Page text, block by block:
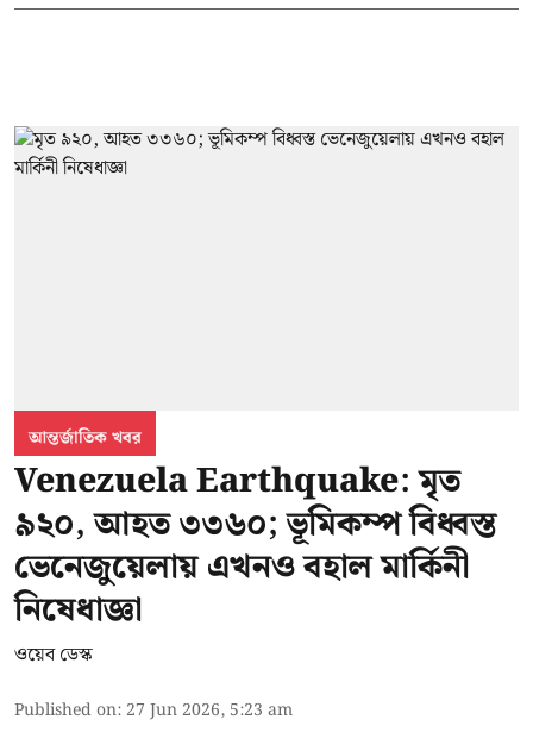
আন্তর্জাতিক খবর
Venezuela Earthquake: মৃত
৯২০, আহত ৩৩৬০; ভূমিকম্প বিধ্বস্ত
ভেনেজুয়েলায় এখনও বহাল মার্কিনী
নিষেধাজ্ঞা
ওয়েব ডেস্ক
Published on: 27 Jun 2026, 5:23 am